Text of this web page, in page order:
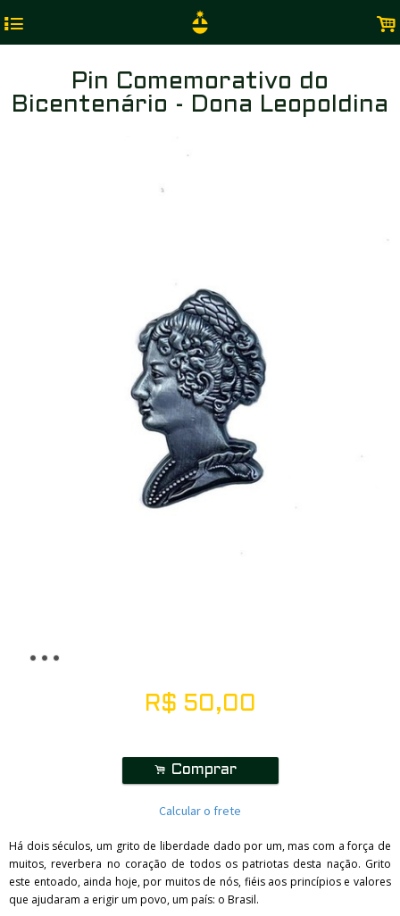
4 .
Pin Comemorativo do
Bicentenário - Dona Leopoldina
R$ 50,00
. Comprar
Calcular o frete
Há dois séculos, um grito de liberdade dado por um, mas com a força de
muitos, reverbera no coração de todos os patriotas desta nação. Grito
este entoado, ainda hoje, por muitos de nós, fiéis aos princípios e valores
que ajudaram a erigir um povo, um país: o Brasil.